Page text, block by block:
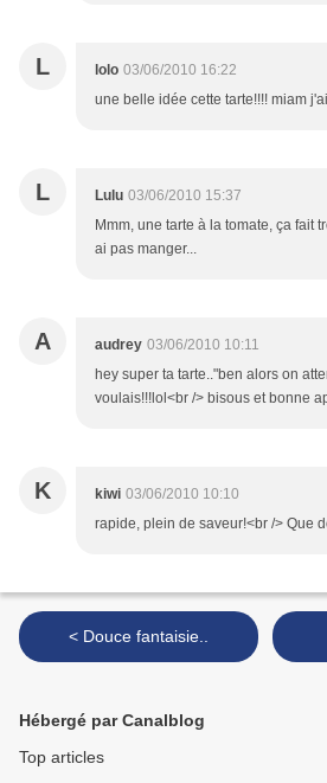
L lolo 03/06/2010 16:22
une belle idée cette tarte!!!! miam
L Lulu 03/06/2010 15:37
Mmm, une tarte à la tomate, ça fait
ai pas manger...
A audrey 03/06/2010 10:11
hey super ta tarte.."ben alors on
voulais!!!lol<br /> bisous et bonne
K kiwi 03/06/2010 10:10
rapide, plein de saveur!<br /> Que
< Douce fantaisie..
Hébergé par Canalblog
Top articles